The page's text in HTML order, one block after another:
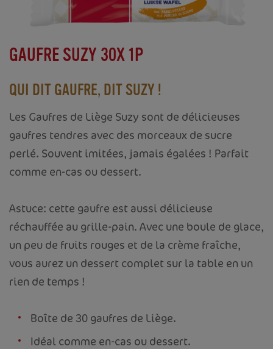
GAUFRE SUZY 30X 1P
QUI DIT GAUFRE, DIT SUZY !
Les Gaufres de Liège Suzy sont de délicieuses
gaufres tendres avec des morceaux de sucre
perlé. Souvent imitées, jamais égalées ! Parfait
comme en-cas ou dessert.
Astuce: cette gaufre est aussi délicieuse
réchauffée au grille-pain. Avec une boule de glace,
un peu de fruits rouges et de la crème fraîche,
vous aurez un dessert complet sur la table en un
rien de temps !
Boîte de 30 gaufres de Liège.
Idéal comme en-cas ou dessert.